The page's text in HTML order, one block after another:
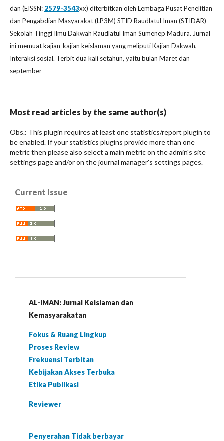
dan (EISSN: 2579-3543xx) diterbitkan oleh Lembaga Pusat Penelitian
dan Pengabdian Masyarakat (LP3M) STID Raudlatul Iman (STIDAR)
Sekolah Tinggi Ilmu Dakwah Raudlatul Iman Sumenep Madura. Jurnal
ini memuat kajian-kajian keislaman yang meliputi Kajian Dakwah,
Interaksi sosial. Terbit dua kali setahun, yaitu bulan Maret dan
september
Most read articles by the same author(s)
Obs.: This plugin requires at least one statistics/report plugin to
be enabled. If your statistics plugins provide more than one
metric then please also select a main metric on the admin's site
settings page and/or on the journal manager's settings pages.
Current Issue
AL-IMAN: Jurnal Keislaman dan
Kemasyarakatan
Fokus & Ruang Lingkup
Proses Review
Frekuensi Terbitan
Kebijakan Akses Terbuka
Etika Publikasi
Reviewer
Penyerahan Tidak berbayar